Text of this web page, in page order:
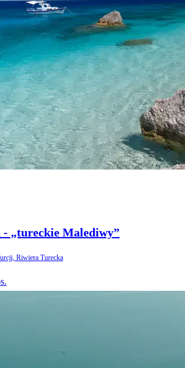
- „tureckie Malediwy”
Riwiera Turecka